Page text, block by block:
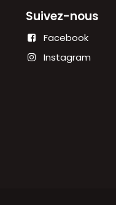
Suivez-nous
Facebook
Instagram